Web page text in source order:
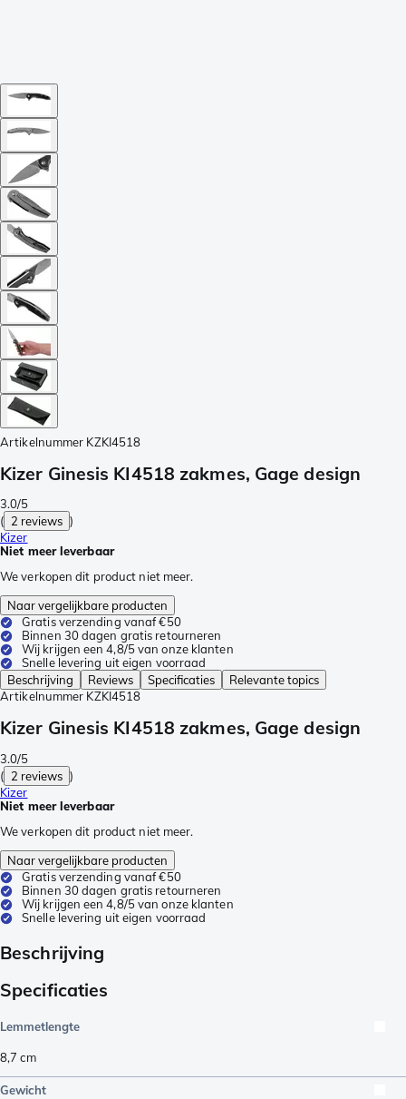
Artikelnummer KZKI4518
Kizer Ginesis KI4518 zakmes, Gage design
3.0/5
( 2 reviews )
Kizer
Niet meer leverbaar
We verkopen dit product niet meer.
Naar vergelijkbare producten
Gratis verzending vanaf €50
Binnen 30 dagen gratis retourneren
Wij krijgen een 4,8/5 van onze klanten
Snelle levering uit eigen voorraad
Beschrijving
Reviews Specificaties
Relevante topics
Artikelnummer KZKI4518
Kizer Ginesis KI4518 zakmes, Gage design
3.0/5
( 2 reviews )
Kizer
Niet meer leverbaar
We verkopen dit product niet meer.
Naar vergelijkbare producten
Gratis verzending vanaf €50
Binnen 30 dagen gratis retourneren
Wij krijgen een 4,8/5 van onze klanten
Snelle levering uit eigen voorraad
Beschrijving
Specificaties
Lemmetlengte
8,7 cm
Gewicht